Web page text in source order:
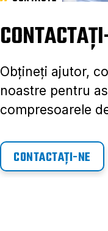
Obțineți ajutor,
noastre pentru
compresoarele
CONTACTAȚI-NE